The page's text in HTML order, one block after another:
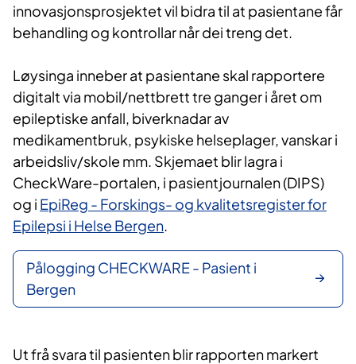
innovasjonsprosjektet vil bidra til at pasientane får
behandling og kontrollar når dei treng det.
Løysinga inneber at pasientane skal rapportere
digitalt via mobil/nettbrett tre ganger i året om
epileptiske anfall, biverknadar av
medikamentbruk, psykiske helseplager, vanskar i
arbeidsliv/skole mm. Skjemaet blir lagra i
CheckWare-portalen, i pasientjournalen (DIPS)
og i EpiReg - Forskings- og kvalitetsregister for
Epilepsi i Helse Bergen.
Pålogging CHECKWARE - Pasient i
Bergen
Ut frå svara til pasienten blir rapporten markert